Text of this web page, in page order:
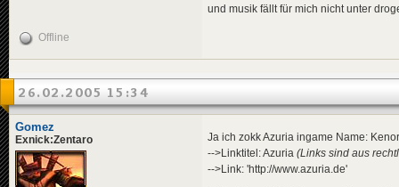
und musik fällt für mich nicht unter
Offline
26.02.2005 15:34
Gomez
Exnick:Zentaro
Ja ich zokk Azuria ingame Name: Kenor
-->Linktitel: Azuria (Links sind aus
-->Link: 'http://www.azuria.de'